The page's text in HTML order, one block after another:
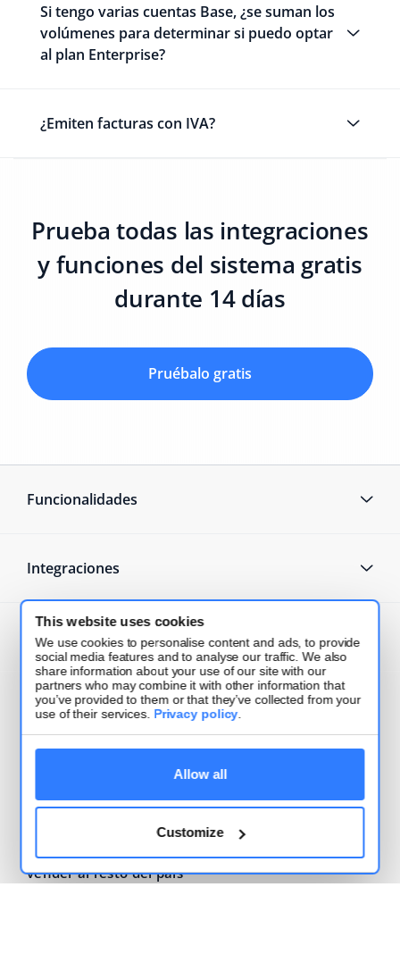
This website uses cookies
We use cookies to personalise content and ads, to provide
social media features and to analyse our traffic. We also
share information about your use of our site with our
partners who may combine it with other information that
you’ve provided to them or that they’ve collected from your
use of their services. Privacy policy.
Allow all
Customize
Si tengo varias cuentas Base, ¿se suman los
volúmenes para determinar si puedo optar
al plan Enterprise?
¿Emiten facturas con IVA?
Prueba todas las integraciones
y funciones del sistema gratis
durante 14 días
Pruébalo gratis
Funcionalidades
Integraciones
Servicio
¿Qué hay de nuevo?
automatizar para vender más en 2026
2026-06-15
vender al resto del país